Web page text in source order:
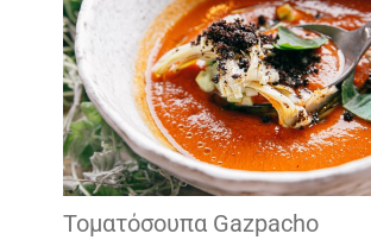
Τοματόσουπα Gazpacho